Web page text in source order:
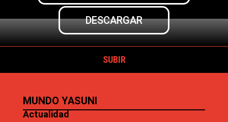
DESCARGAR
SUBIR
MUNDO YASUNI
Actualidad